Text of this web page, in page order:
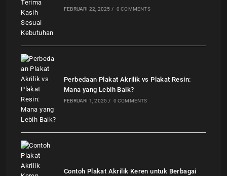
FEBRUARI 22, 2025 / 0 COMMENTS
Perbedaan Plakat Akrilik vs Plakat Resin:
Mana yang Lebih Baik?
FEBRUARI 1, 2025 / 0 COMMENTS
Contoh Plakat Akrilik Keren untuk Berbagai